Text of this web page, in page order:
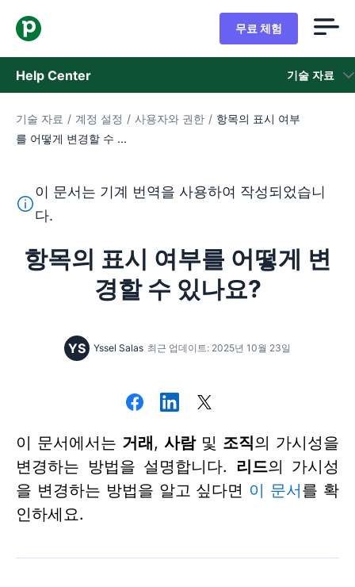
무료 체험
Help Center 기술 자료
기술 자료
지원 팀 문의
기술 자료 / 계정 설정 / 사용자와 권한 / 항목의 표시 여부
를 어떻게 변경할 수 ...
이 텍스트는 기계 번역 도구를 사용하여 영어를 번역한 것
이 문서는 기계 번역을 사용하여 작성되었습니
다.
항목의 표시 여부를 어떻게 변
경할 수 있나요?
YS Yssel Salas 최근 업데이트: 2025년 10월 23일
이 문서에서는 거래, 사람및 조직의 가시성을
변경하는 방법을 설명합니다.
리드의 가시성
을 변경하는 방법을 알고 싶다면 이 문서를 확
인하세요.